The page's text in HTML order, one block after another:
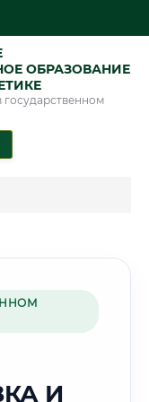
ОБРАЗОВАНИЕ
И